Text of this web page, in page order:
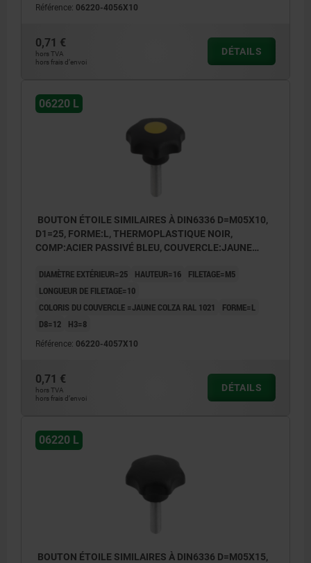
Référence: 06220-4056X10
0,71 €
hors TVA
hors frais d’envoi
DÉTAILS
06220 L
BOUTON ÉTOILE SIMILAIRES À DIN6336 D=M05X10,
D1=25, FORME:L, THERMOPLASTIQUE NOIR,
COMP:ACIER PASSIVÉ BLEU, COUVERCLE:JAUNE
DIAMÈTRE EXTÉRIEUR=25 HAUTEUR=16
FILETAGE=M5
LONGUEUR DE FILETAGE=10
COLORIS DU COUVERCLE =JAUNE COLZA RAL 1021
FORME=L
D8=12
H3=8
Référence: 06220-4057X10
0,71 €
hors TVA
hors frais d’envoi
DÉTAILS
06220 L
BOUTON ÉTOILE SIMILAIRES À DIN6336 D=M05X15,